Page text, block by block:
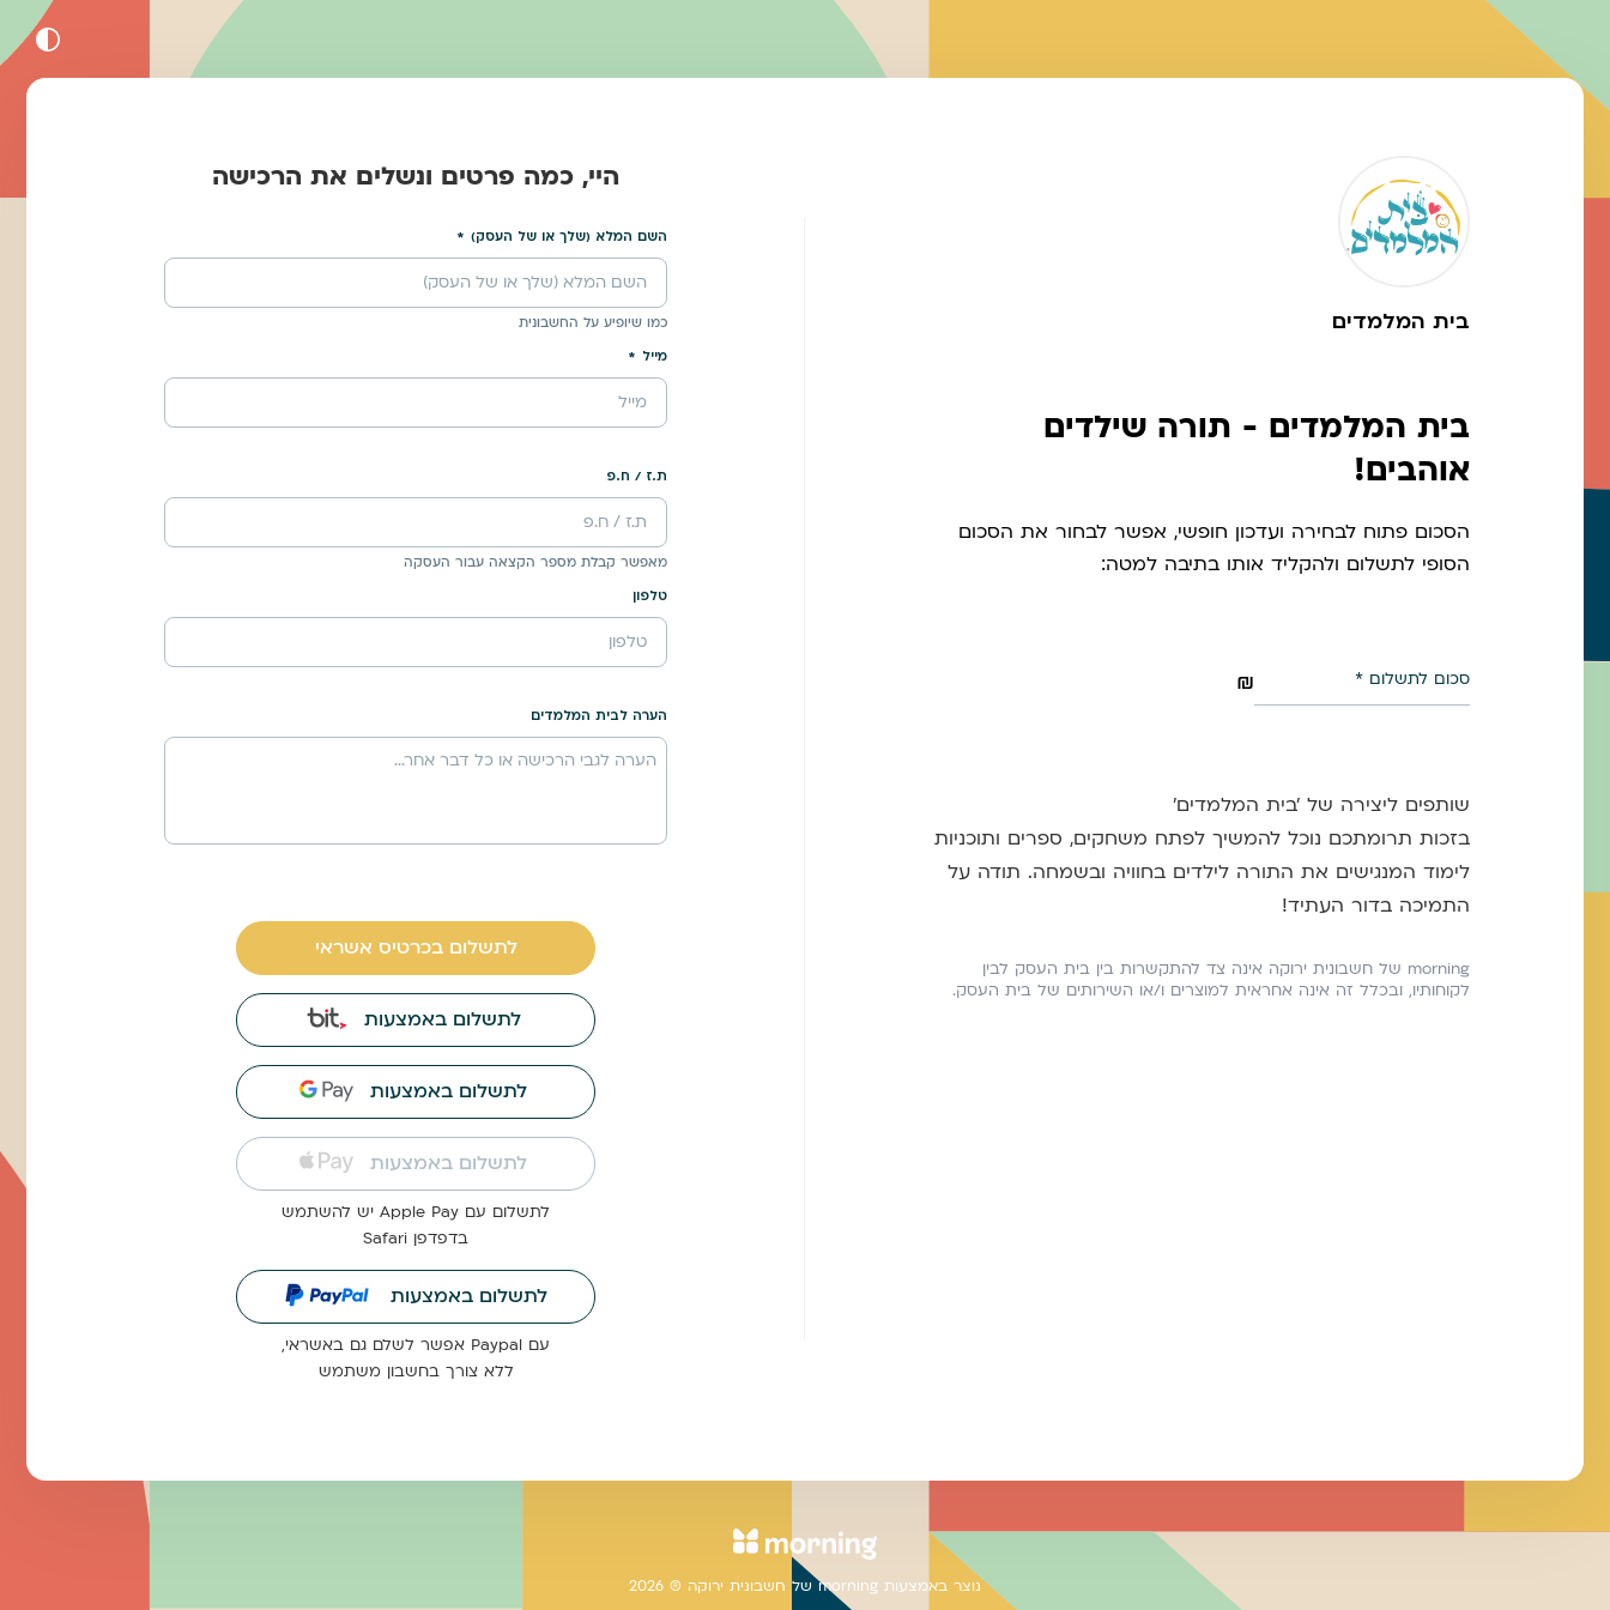
בית המלמדים
בית המלמדים - תורה שילדים
אוהבים!
הסכום פתוח לבחירה ועדכון חופשי, אפשר לבחור את הסכום
הסופי לתשלום ולהקליד אותו בתיבה למטה:
סכום לתשלום ₪
שותפים ליצירה של 'בית המלמדים'
בזכות תרומתכם נוכל להמשיך לפתח משחקים, ספרים ותוכניות
לימוד המנגישים את התורה לילדים בחוויה ובשמחה. תודה על
התמיכה בדור העתיד!
morning של חשבונית ירוקה אינה צד להתקשרות בין בית העסק לבין
לקוחותיו, ובכלל זה אינה אחראית למוצרים ו/או השירותים של בית העסק.
היי, כמה פרטים ונשלים את הרכישה
השם המלא (שלך או של העסק)
כמו שיופיע על החשבונית
מייל
ת.ז / ח.פ
מאפשר קבלת מספר הקצאה עבור העסקה
טלפון
הערה לבית המלמדים
לתשלום בכרטיס אשראי
לתשלום באמצעות
לתשלום באמצעות
לתשלום באמצעות
לתשלום עם Apple Pay יש להשתמש
בדפדפן Safari
לתשלום באמצעות
עם Paypal אפשר לשלם גם באשראי,
ללא צורך בחשבון משתמש
נוצר באמצעות morning של חשבונית ירוקה ® 2026